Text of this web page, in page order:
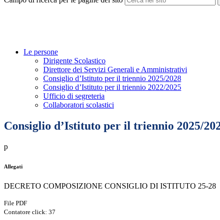
Le persone
Dirigente Scolastico
Direttore dei Servizi Generali e Amministrativi
Consiglio d’Istituto per il triennio 2025/2028
Consiglio d’Istituto per il triennio 2022/2025
Ufficio di segreteria
Collaboratori scolastici
Consiglio d’Istituto per il triennio 2025/
p
Allegati
DECRETO COMPOSIZIONE CONSIGLIO DI ISTITUTO 25-28
File PDF
Contatore click: 37